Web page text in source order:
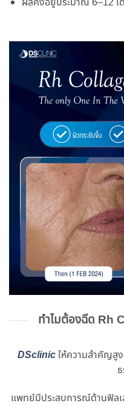
ทำไมต้องฉีด Rh
DSclinicให้ความสำคัญสู
แพทย์มีประสบการณ์ด้านฟิลเ